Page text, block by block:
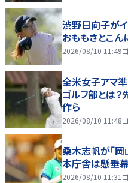
渋野日向子が
おももさとこん
2026/08/10 11:49
全米女子アマ
ゴルフ部とは？
作ら
2026/08/10 11:48
桑木志帆が「
本庁舎は懸垂
2026/08/10 11:31